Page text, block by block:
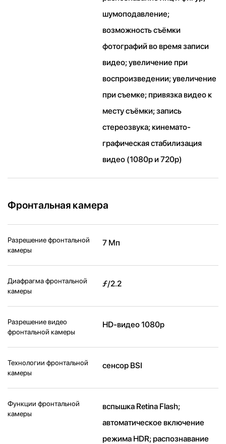
шумоподавление;
возможность съёмки
фотографий во время записи
видео; увеличение при
воспроизведении; увеличение
при съемке; привязка видео к
месту съёмки; запись
стереозвука; кинемато­
графическая стабилизация
видео (1080p и 720p)
Фронтальная камера
Разрешение фронтальной
камеры
7 Мп
Диафрагма фронтальной
камеры
ƒ/2.2
Разрешение видео
фронтальной камеры
HD-видео 1080p
Технологии фронтальной
камеры
сенсор BSI
Функции фронтальной
камеры
вспышка Retina Flash;
автоматическое включение
режима HDR; распознавание